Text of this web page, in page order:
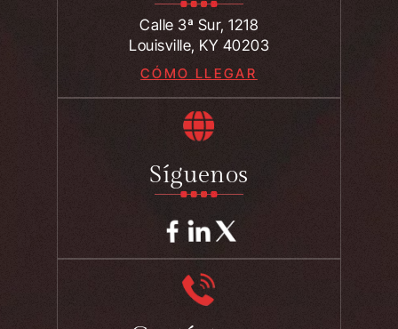
Calle 3ª Sur, 1218
Louisville, KY 40203
CÓMO LLEGAR
Síguenos